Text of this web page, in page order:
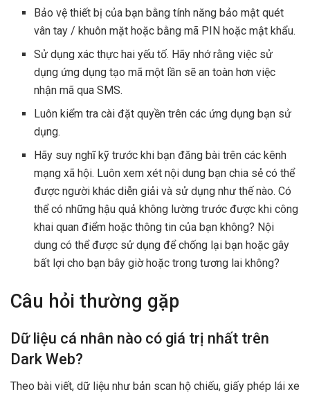
Bảo vệ thiết bị của bạn bằng tính năng bảo mật quét
vân tay / khuôn mặt hoặc bằng mã PIN hoặc mật khẩu.
Sử dụng xác thực hai yếu tố. Hãy nhớ rằng việc sử
dụng ứng dụng tạo mã một lần sẽ an toàn hơn việc
nhận mã qua SMS.
Luôn kiểm tra cài đặt quyền trên các ứng dụng bạn sử
dụng.
Hãy suy nghĩ kỹ trước khi bạn đăng bài trên các kênh
mạng xã hội. Luôn xem xét nội dung bạn chia sẻ có thể
được người khác diễn giải và sử dụng như thế nào. Có
thể có những hậu quả không lường trước được khi công
khai quan điểm hoặc thông tin của bạn không? Nội
dung có thể được sử dụng để chống lại bạn hoặc gây
bất lợi cho bạn bây giờ hoặc trong tương lai không?
Câu hỏi thường gặp
Dữ liệu cá nhân nào có giá trị nhất trên
Dark Web?
Theo bài viết, dữ liệu như bản scan hộ chiếu, giấy phép lái xe